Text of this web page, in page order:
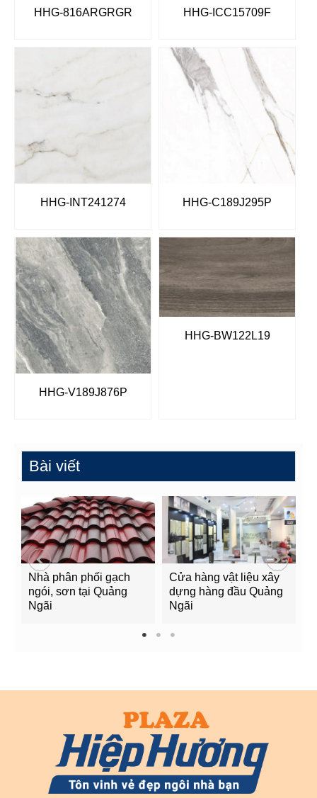
HHG-816ARGRGR HHG-ICC15709F
HHG-INT241274 HHG-C189J295P
HHG-V189J876P
HHG-BW122L19
Bài viết
Nhà phân phối gạch
ngói, sơn tại Quảng
Ngãi
Cửa hàng vật liệu xây
dựng hàng đầu Quảng
Ngãi
1 2 3